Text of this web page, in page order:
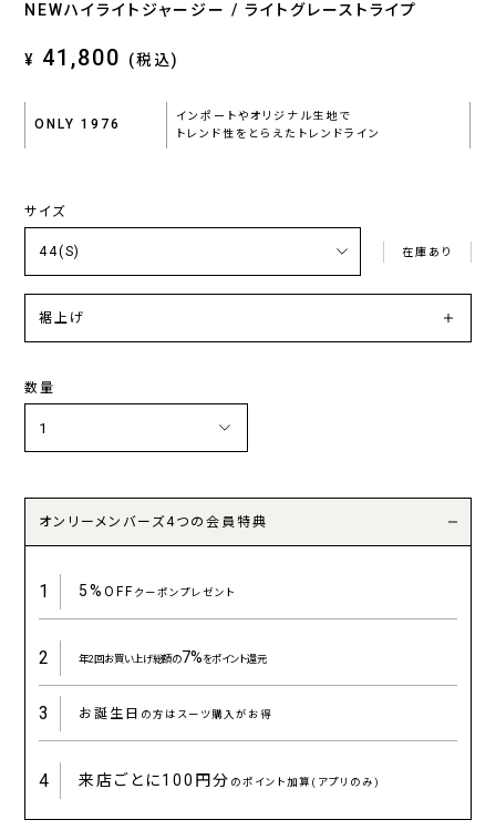
NEWハイライトジャージー / ライトグレーストライプ
¥ 41,800 (税込)
ONLY 1976
インポートやオリジナル生地で
トレンド性をとらえたトレンドライン
サイズ
在庫あり
裾上げ
数量
オンリーメンバーズ4つの会員特典
1 5%OFFクーポンプレゼント
2 年2回お買い上げ総額の7%をポイント還元
3 お誕生日 の方はスーツ購入がお得
4 来店ごとに100円分 のポイント加算(アプリのみ)